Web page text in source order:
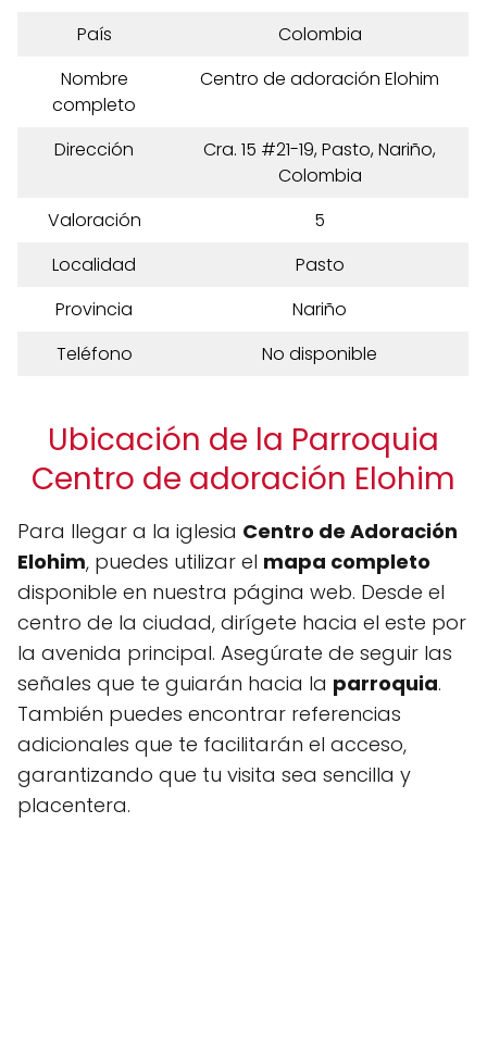
País
Colombia
Nombre
completo
Centro de adoración Elohim
Dirección
Cra. 15 #21-19, Pasto, Nariño,
Colombia
Valoración
5
Localidad
Pasto
Provincia
Nariño
Teléfono
No disponible
Ubicación de la Parroquia
Centro de adoración Elohim
Para llegar a la iglesia Centro de Adoración
Elohim, puedes utilizar el mapa completo
disponible en nuestra página web. Desde el
centro de la ciudad, dirígete hacia el este por
la avenida principal. Asegúrate de seguir las
señales que te guiarán hacia la parroquia.
También puedes encontrar referencias
adicionales que te facilitarán el acceso,
garantizando que tu visita sea sencilla y
placentera.